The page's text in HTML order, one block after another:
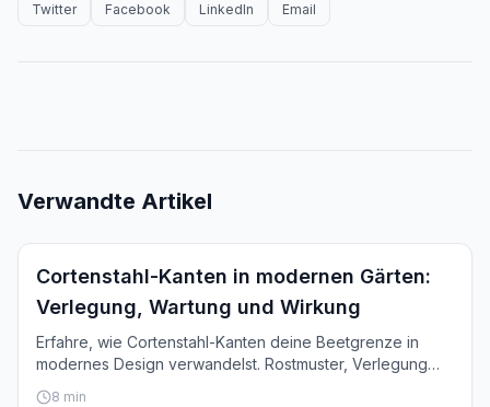
Twitter Facebook LinkedIn Email
Verwandte Artikel
Inspiration
Cortenstahl-Kanten in modernen Gärten:
Verlegung, Wartung und Wirkung
Erfahre, wie Cortenstahl-Kanten deine Beetgrenze in
modernes Design verwandelst. Rostmuster, Verlegung
und jahrelange Schönheit.
8 min